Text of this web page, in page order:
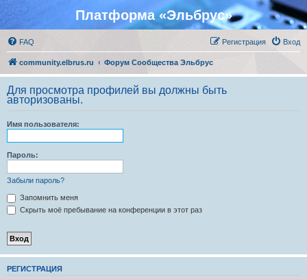
Платформа «Эльбрус»
FAQ Вход
Регистрация
community.elbrus.ru Форум Сообщества Эльбрус
Для просмотра профилей вы должны быть
авторизованы.
Имя пользователя:
Пароль:
Забыли пароль?
Запомнить меня
Скрыть моё пребывание на конференции в этот раз
РЕГИСТРАЦИЯ